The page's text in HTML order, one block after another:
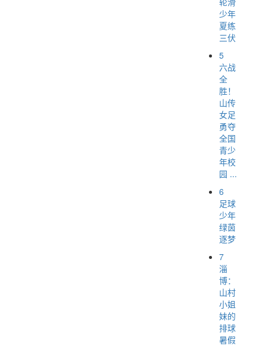
少年
夏练
三伏
5
六战
全
胜！
山传
女足
勇夺
全国
青少
年校
园 ...
6
足球
少年
绿茵
逐梦
7
淄
博：
山村
小姐
妹的
排球
暑假